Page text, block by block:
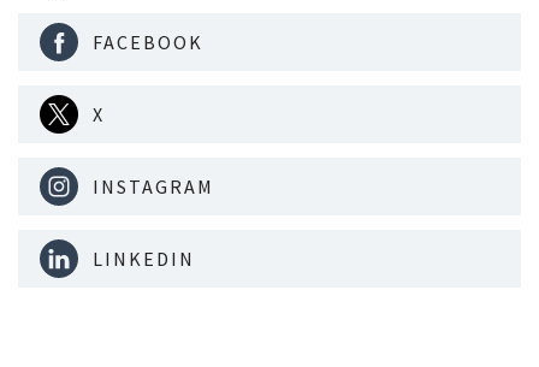
FACEBOOK
X
INSTAGRAM
LINKEDIN